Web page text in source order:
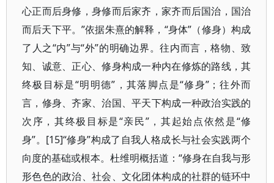
心正而后身修，身修而后家齐，家齐而后国治，国治
而后天下平。”依据朱熹的解释，“身体”（修身）构成
了人之“内”与“外”的明确边界。往内而言，格物、致
知、诚意、正心、修身构成一种内在修炼的路线，其
终极目标是“明明德”，其落脚点是“修身”；往外而
言，修身、齐家、治国、平天下构成一种政治实践的
次序，其终极目标是“亲民”，其起始点依然是“修
身”。[15]“修身”构成了自我人格成长与社会实践两个
向度的基础或根本。杜维明概括道：“修身在自我与形
形色色的政治、社会、文化团体构成的社群的链环中